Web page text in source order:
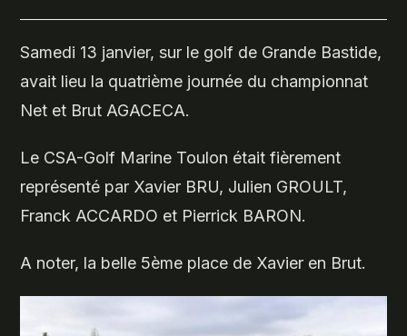
Samedi 13 janvier, sur le golf de Grande Bastide,
avait lieu la quatrième journée du championnat
Net et Brut AGACECA.
Le CSA-Golf Marine Toulon était fièrement
représenté par Xavier BRU, Julien GROULT,
Franck ACCARDO et Pierrick BARON.
A noter, la belle 5ème place de Xavier en Brut.